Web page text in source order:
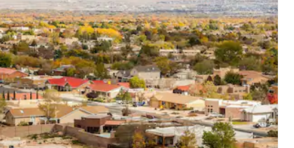
استكشف عن طريق اللمس أو السحب.